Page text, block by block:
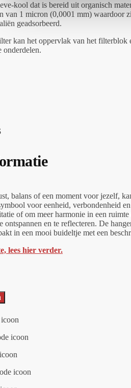
kool dat is bereid uit organisch
van 1 micron (0,0001 mm) waardoor
geadsorbeerd.
kan het oppervlak van het
onderdelen.
balans of een moment voor jezelf,
voor eenheid, verbondenheid
of om meer harmonie in een
ontspannen en te reflecteren. De
in een mooi buideltje met een
lees hier verder.